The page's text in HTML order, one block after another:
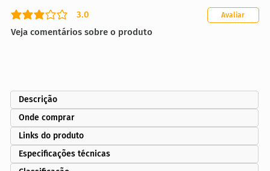
3.0
classificação média é 3 de 5
Veja comentários sobre o produto
Avaliar
Descrição
Onde comprar
Links do produto
Especificações técnicas